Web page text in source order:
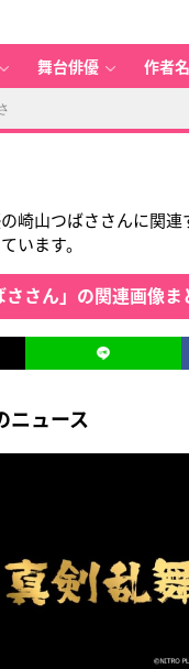
舞台俳優 作者名
崎山つばささんに関
います。
ささん」の関連画像ま
ニュース